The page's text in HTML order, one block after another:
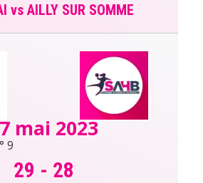
vs AILLY SUR SOMME
mai 2023
9
29 - 28